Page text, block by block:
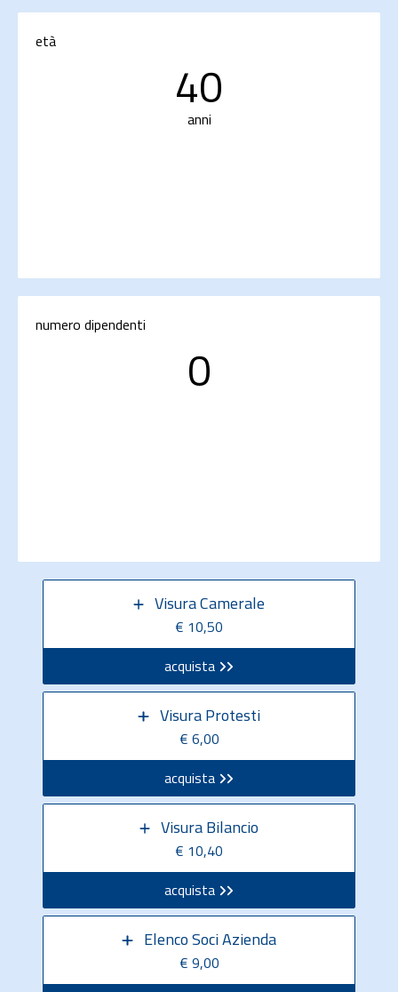
età
40
anni
numero dipendenti
0
Visura Camerale
€ 10,50
acquista
Visura Protesti
€ 6,00
acquista
Visura Bilancio
€ 10,40
acquista
Elenco Soci Azienda
€ 9,00